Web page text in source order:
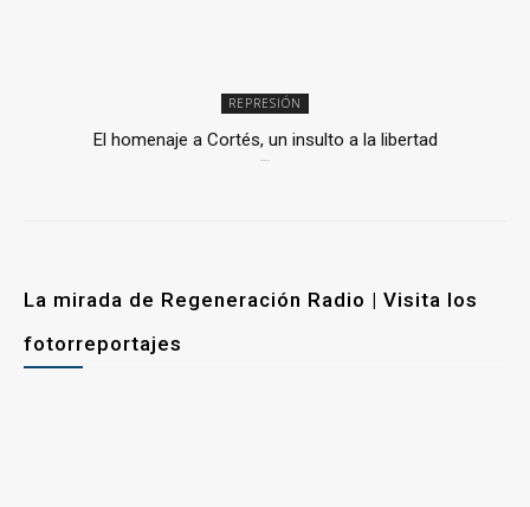
REPRESIÓN
El homenaje a Cortés, un insulto a la libertad
La mirada de Regeneración Radio | Visita los
fotorreportajes